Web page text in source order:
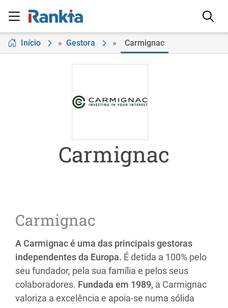
Início » Gestora » Carmignac
Carmignac
Carmignac
A Carmignac é uma das principais gestoras
independentes da Europa. É detida a 100% pelo
seu fundador, pela sua família e pelos seus
colaboradores. Fundada em 1989, a Carmignac
valoriza a excelência e apoia-se numa sólida